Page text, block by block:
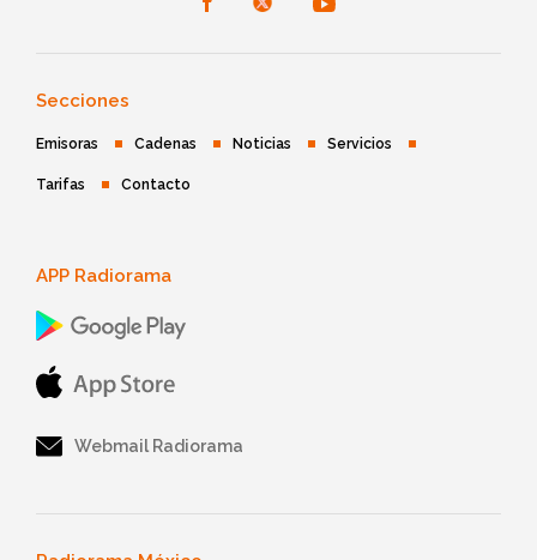
Secciones
Emisoras Cadenas Noticias Servicios
Tarifas Contacto
APP Radiorama
Webmail Radiorama